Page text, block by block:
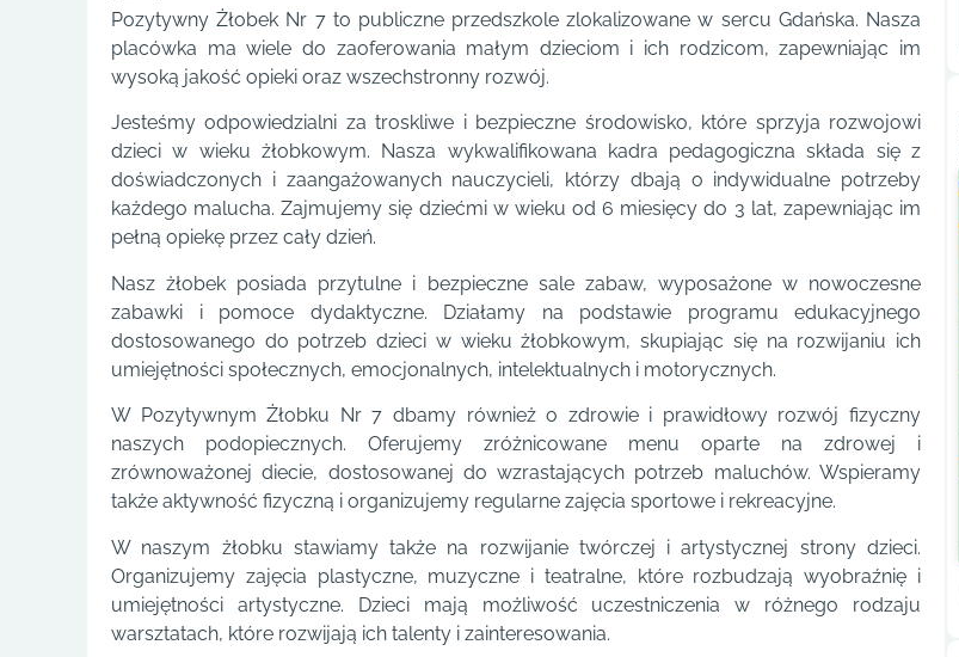
Pozytywny Żłobek Nr 7 to publiczne przedszkole zlokalizowane w sercu Gdańska. Nasza
placówka ma wiele do zaoferowania małym dzieciom i ich rodzicom, zapewniając im
wysoką jakość opieki oraz wszechstronny rozwój.
Jesteśmy odpowiedzialni za troskliwe i bezpieczne środowisko, które sprzyja rozwojowi
dzieci w wieku żłobkowym. Nasza wykwalifikowana kadra pedagogiczna składa się z
doświadczonych i zaangażowanych nauczycieli, którzy dbają o indywidualne potrzeby
każdego malucha. Zajmujemy się dziećmi w wieku od 6 miesięcy do 3 lat, zapewniając im
pełną opiekę przez cały dzień.
Nasz żłobek posiada przytulne i bezpieczne sale zabaw, wyposażone w nowoczesne
zabawki i pomoce dydaktyczne. Działamy na podstawie programu edukacyjnego
dostosowanego do potrzeb dzieci w wieku żłobkowym, skupiając się na rozwijaniu ich
umiejętności społecznych, emocjonalnych, intelektualnych i motorycznych.
W Pozytywnym Żłobku Nr 7 dbamy również o zdrowie i prawidłowy rozwój fizyczny
naszych podopiecznych. Oferujemy zróżnicowane menu oparte na zdrowej i
zrównoważonej diecie, dostosowanej do wzrastających potrzeb maluchów. Wspieramy
także aktywność fizyczną i organizujemy regularne zajęcia sportowe i rekreacyjne.
W naszym żłobku stawiamy także na rozwijanie twórczej i artystycznej strony dzieci.
Organizujemy zajęcia plastyczne, muzyczne i teatralne, które rozbudzają wyobraźnię i
umiejętności artystyczne. Dzieci mają możliwość uczestniczenia w różnego rodzaju
warsztatach, które rozwijają ich talenty i zainteresowania.